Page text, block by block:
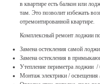
в квартире есть балкон или
там. Это позволит избежать
отремонтированной квартире.
Комплексный ремонт лоджии
Замена остекления самой
Замена остекления в
Утепление периметра лоджии /
Монтаж электрики / освещения